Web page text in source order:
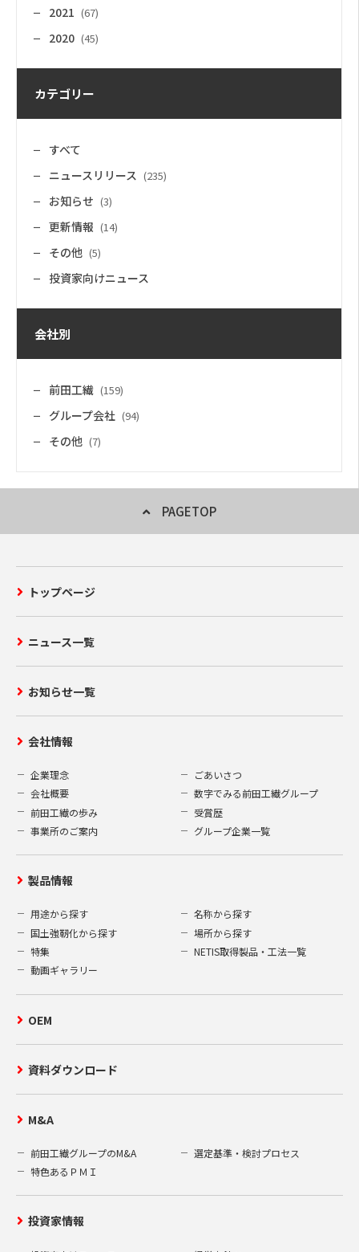
2021 (67)
2020 (45)
カテゴリー
すべて
ニュースリリース (235)
お知らせ (3)
更新情報 (14)
その他 (5)
投資家向けニュース
会社別
前田工繊 (159)
グループ会社 (94)
その他 (7)
PAGETOP
トップページ
ニュース一覧
お知らせ一覧
会社情報
企業理念
ごあいさつ
会社概要
数字でみる前田工繊グループ
前田工繊の歩み
受賞歴
事業所のご案内
グループ企業一覧
製品情報
用途から探す
名称から探す
国土強靭化から探す
場所から探す
特集
NETIS取得製品・工法一覧
動画ギャラリー
OEM
資料ダウンロード
M&A
前田工繊グループのM&A
選定基準・検討プロセス
特色あるＰＭＩ
投資家情報